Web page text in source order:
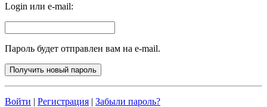
Login или e-mail:
Пароль будет отправлен вам на e-mail.
Войти | Регистрация | Забыли пароль?